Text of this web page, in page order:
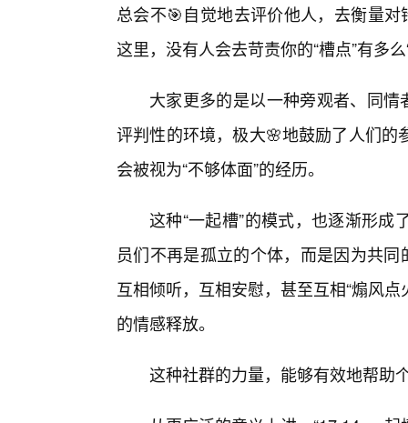
总会不🎯自觉地去评价他人，去衡量
这里，没有人会去苛责你的“槽点”有多
大家更多的是以一种旁观者、同情
评判性的环境，极大🌸地鼓励了人们
会被视为“不够体面”的经历。
这种“一起槽”的模式，也逐渐形
员们不再是孤立的个体，而是因为共
互相倾听，互相安慰，甚至互相“煽风
的情感释放。
这种社群的力量，能够有效地帮助